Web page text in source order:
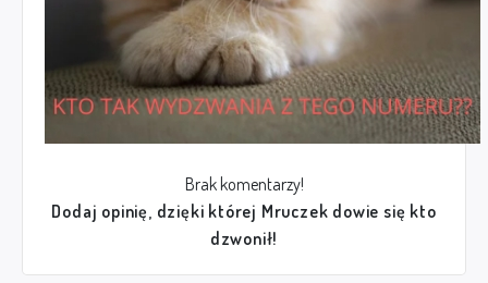
Brak komentarzy!
Dodaj opinię, dzięki której Mruczek dowie się kto
dzwonił!